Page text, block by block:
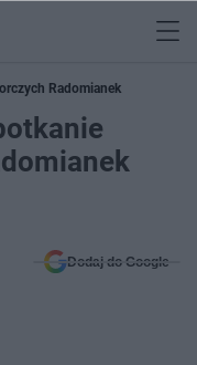
Radomianek
Dodaj do Google